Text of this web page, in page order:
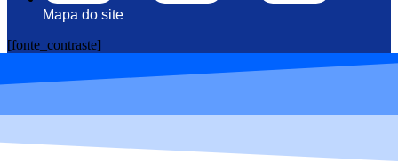
Mapa do site
[fonte_contraste]